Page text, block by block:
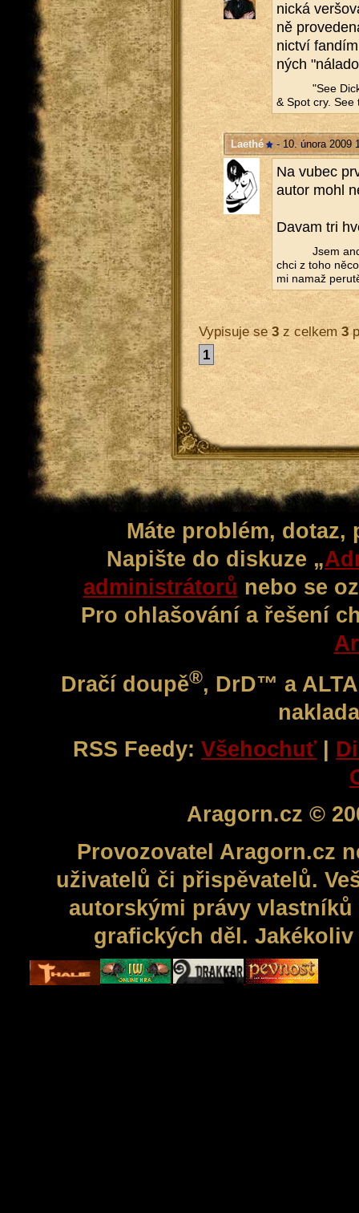
nic­ká
ně
nic­tví
ných
"See
& Spot cry.
Laethé - 10. února 2009
Na vubec
autor mohl
Davam tri
Jsem
chci z toho
mi namaž
Vypisuje se3z celkem3
1
Máte problém,
Napište do diskuze „
administrátorů nebo se
Pro ohlašování a řešení
Dračí doupě®, DrD™ a
RSS Feedy: Všehochuť |
Aragorn.cz ©
Provozovatel Aragorn.cz
uživatelů či přispěvatelů.
autorskými právy
grafických děl.